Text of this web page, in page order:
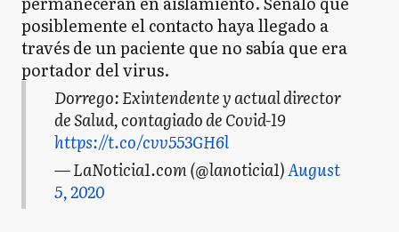
posiblemente el contacto haya llegado a
través de un paciente que no sabía que era
portador del virus.
Dorrego: Exintendente y actual director
de Salud, contagiado de Covid-19
https://t.co/cvv553GH6l
— LaNoticia1.com (@lanoticia1)August
5, 2020